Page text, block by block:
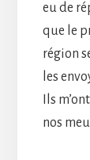
eu de
que le
région
les
Ils
nos